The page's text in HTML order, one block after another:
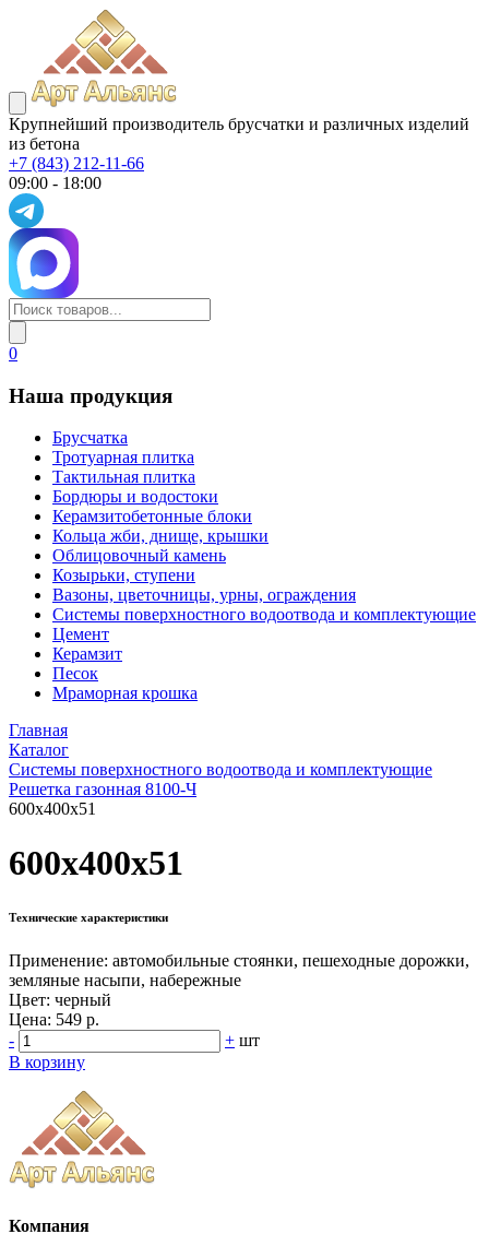
Крупнейший производитель брусчатки и различных изделий
из бетона
+7 (843) 212-11-66
09:00 - 18:00
0
Наша продукция
Брусчатка
Тротуарная плитка
Тактильная плитка
Бордюры и водостоки
Керамзитобетонные блоки
Кольца жби, днище, крышки
Облицовочный камень
Козырьки, ступени
Вазоны, цветочницы, урны, ограждения
Системы поверхностного водоотвода и комплектующие
Цемент
Керамзит
Песок
Мраморная крошка
Главная
Каталог
Системы поверхностного водоотвода и комплектующие
Решетка газонная 8100-Ч
600x400x51
600x400x51
Технические характеристики
Применение: автомобильные стоянки, пешеходные дорожки,
земляные насыпи, набережные
Цвет: черный
Цена: 549 р.
-
+ шт
В корзину
Компания